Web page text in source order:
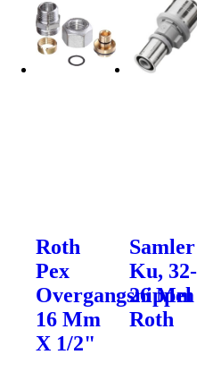
Roth
Pex
Overgangsnippel
16 Mm
X 1/2"
Samler
Ku, 32-
26
Roth